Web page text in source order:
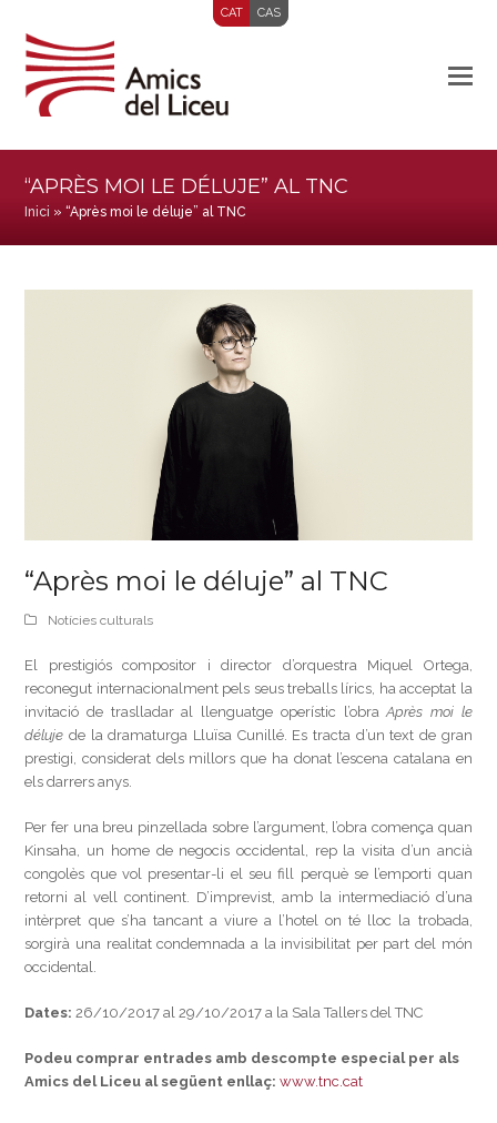
CAT CAS
“APRÈS MOI LE DÉLUJE” AL TNC
Inici »“Après moi le déluje” al TNC
“Après moi le déluje” al TNC
Notícies culturals
El prestigiós compositor i director d’orquestra Miquel Ortega,
reconegut internacionalment pels seus treballs lírics, ha acceptat la
invitació de traslladar al llenguatge operístic l’obraAprès moi le
délujede la dramaturga Lluïsa Cunillé. Es tracta d’un text de gran
prestigi, considerat dels millors que ha donat l’escena catalana en
els darrers anys.
Per fer una breu pinzellada sobre l’argument, l’obra comença quan
Kinsaha, un home de negocis occidental, rep la visita d’un ancià
congolès que vol presentar-li el seu fill perquè se l’emporti quan
retorni al vell continent. D’imprevist, amb la intermediació d’una
intèrpret que s’ha tancant a viure a l’hotel on té lloc la trobada,
sorgirà una realitat condemnada a la invisibilitat per part del món
occidental.
Dates: 26/10/2017 al 29/10/2017 a la Sala Tallers del TNC
Podeu comprar entrades amb descompte especial per als
Amics del Liceu al següent enllaç:www.tnc.cat